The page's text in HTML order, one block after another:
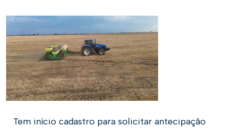
Tem início cadastro para solicitar antecipação